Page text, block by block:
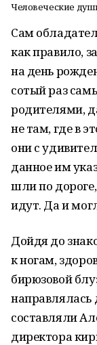
Человеческие
Сам
как правило,
на день
сотый раз
родителями,
не там, где в
они с
данное им
шли по
идут. Да и
Дойдя до
к ногам,
бирюзовой
направлялась
составляли
директора